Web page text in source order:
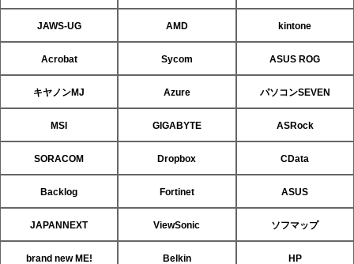
JAWS-UG AMD kintone
Acrobat Sycom ASUS ROG
キヤノンMJ Azure パソコンSEVEN
MSI GIGABYTE ASRock
SORACOM Dropbox CData
Backlog Fortinet ASUS
JAPANNEXT ViewSonic ソフマップ
brand new ME! Belkin HP